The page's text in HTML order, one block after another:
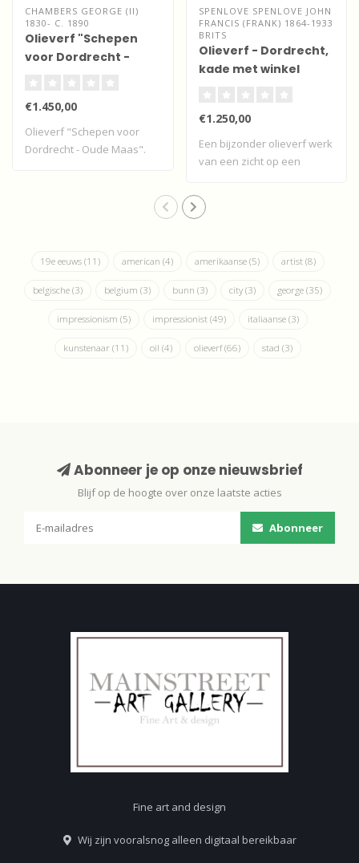
CHAMBERS GEORGE (II)
1830- C. 1890
Olieverf "Schepen
voor Dordrecht -
€1.450,00
Olieverf "Schepen voor
Dordrecht - Oude Maas".
SPENLOVE SPENLOVE JOHN
FRANCIS (FRANK) 1864-1933
BRITS
Olieverf - Dordrecht,
kade met winkel
€1.250,00
Een bijzonder olieverf werk
van een zicht op een
19e eeuws (11) american (4) amerikaanse (5) artist (8)
belgische (3) belgium (3) bunn (3) city (3) george (35)
impressionism (5) impressionist (49) italiaanse (3)
kunstenaar (11) oil (4) olieverf(66) stad (3)
Abonneer je op onze nieuwsbrief
Blijf op de hoogte over onze laatste acties
Abonneer
Fine art and design
Wij zijn vooralsnog alleen digitaal bereikbaar